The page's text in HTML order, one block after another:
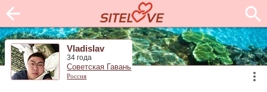
Vladislav
34 года
Советская Гавань
Россия